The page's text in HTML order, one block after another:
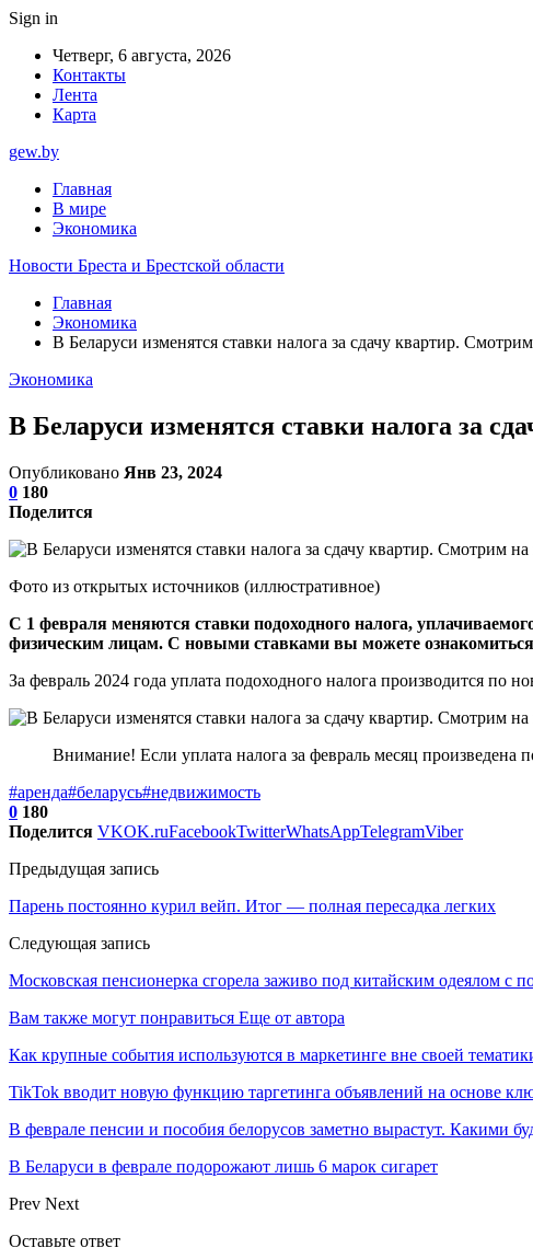
Sign in
Четверг, 6 августа, 2026
Контакты
Лента
Карта
gew.by
Главная
В мире
Экономика
Новости Бреста и Брестской области
Главная
Экономика
В Беларуси изменятся ставки налога за сдачу квартир.
Экономика
В Беларуси изменятся ставки налога за
Опубликовано Янв 23, 2024
0 180
Поделится
Фото из открытых источников (иллюстративное)
С 1 февраля меняются ставки подоходного налога,
физическим лицам. С новыми ставками вы можете
За февраль 2024 года уплата подоходного налога производится по
Внимание! Если уплата налога за февраль месяц произведена
#аренда#беларусь#недвижимость
0 180
Поделится VKOK.ruFacebookTwitterWhatsAppTelegramViber
Предыдущая запись
Парень постоянно курил вейп. Итог — полная пересадка легких
Следующая запись
Московская пенсионерка сгорела заживо под китайским одеялом с
Вам также могут понравиться Еще от автора
Как крупные события используются в маркетинге вне своей
TikTok вводит новую функцию таргетинга объявлений на основе
В феврале пенсии и пособия белорусов заметно вырастут. Какими
В Беларуси в феврале подорожают лишь 6 марок сигарет
Prev Next
Оставьте ответ